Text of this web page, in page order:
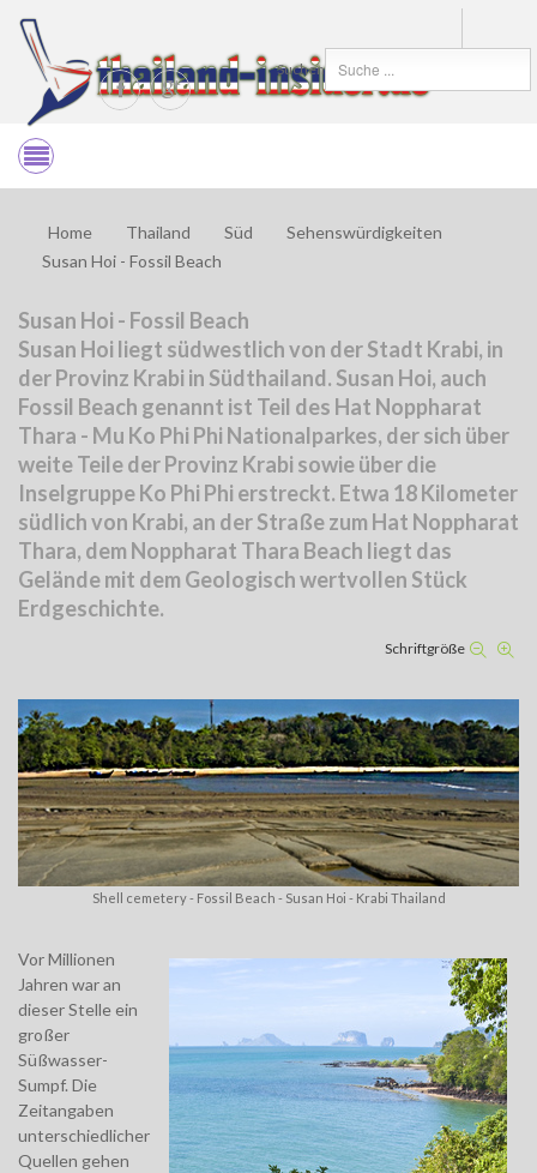
Suchen
Home Thailand Süd
Sehenswürdigkeiten
Susan Hoi - Fossil Beach
Susan Hoi - Fossil Beach
Susan Hoi liegt südwestlich von der Stadt Krabi, in
der Provinz Krabi in Südthailand. Susan Hoi, auch
Fossil Beach genannt ist Teil des Hat Noppharat
Thara - Mu Ko Phi Phi Nationalparkes, der sich über
weite Teile der Provinz Krabi sowie über die
Inselgruppe Ko Phi Phi erstreckt. Etwa 18 Kilometer
südlich von Krabi, an der Straße zum Hat Noppharat
Thara, dem Noppharat Thara Beach liegt das
Gelände mit dem Geologisch wertvollen Stück
Erdgeschichte.
Schriftgröße
Shell cemetery - Fossil Beach - Susan Hoi - Krabi Thailand
Vor Millionen
Jahren war an
dieser Stelle ein
großer
Süßwasser-
Sumpf. Die
Zeitangaben
unterschiedlicher
Quellen gehen